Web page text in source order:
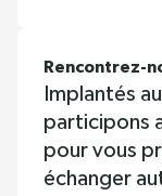
Rencontrez-
Implantés
participons
pour vous
échanger